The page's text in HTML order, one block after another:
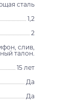
сталь
1,2
2
слив,
талон.
15 лет
Да
Да